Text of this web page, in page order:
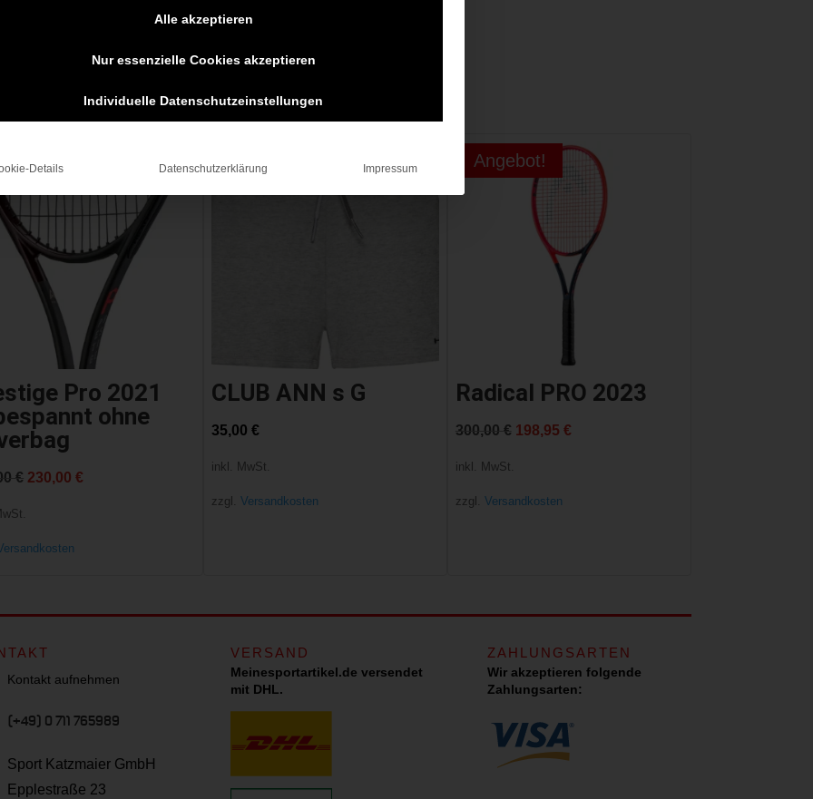
Pro 2021
ohne
€ Ursprünglicher
230,00€
CLUB ANN s G
35,00 €
inkl. MwSt.
zzgl. Versandkosten
Angebot!
Radical PRO 2023
300,00 € Ursprünglicher
198,95 €Aktueller
inkl. MwSt.
zzgl. Versandkosten
Kontakt aufnehmen
(+49) 0 711 765989
Sport Katzmaier GmbH
Epplestraße 23
VERSAND
Meinesportartikel.de versendet
mit DHL.
ZAHLUNGSARTEN
Wir akzeptieren folgende
Zahlungsarten:
Alle akzeptieren
Nur essenzielle Cookies akzeptieren
Individuelle Datenschutzeinstellungen
Details Datenschutzerklärung Impressum